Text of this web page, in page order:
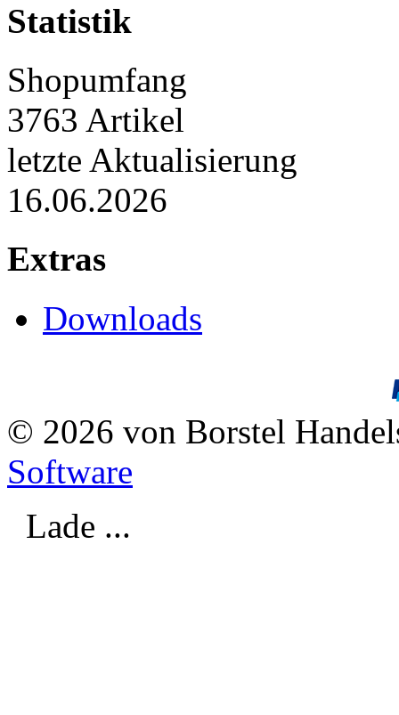
Statistik
Shopumfang
3763 Artikel
letzte Aktualisierung
16.06.2026
Extras
Downloads
© 2026 von Borstel
Software
Lade ...